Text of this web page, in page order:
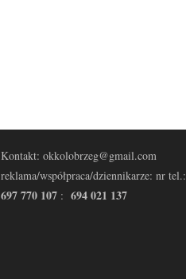
Kontakt: okkolobrzeg@gmail.com
reklama/współpraca/dziennikarze: nr tel.:
697 770 107 : 694 021 137